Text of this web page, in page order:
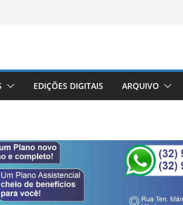
EDIÇÕES DIGITAIS ARQUIVO